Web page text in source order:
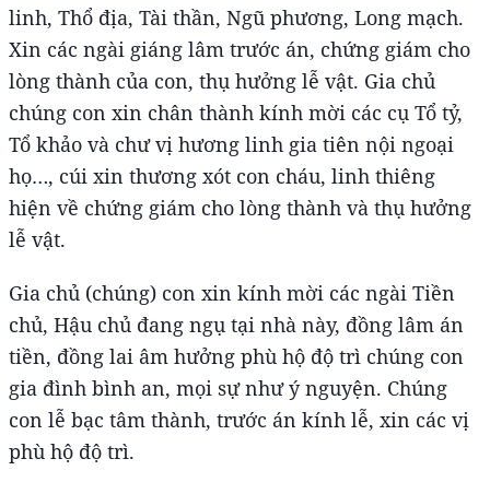
linh, Thổ địa, Tài thần, Ngũ phương, Long mạch.
Xin các ngài giáng lâm trước án, chứng giám cho
lòng thành của con, thụ hưởng lễ vật. Gia chủ
chúng con xin chân thành kính mời các cụ Tổ tỷ,
Tổ khảo và chư vị hương linh gia tiên nội ngoại
họ…, cúi xin thương xót con cháu, linh thiêng
hiện về chứng giám cho lòng thành và thụ hưởng
lễ vật.
Gia chủ (chúng) con xin kính mời các ngài Tiền
chủ, Hậu chủ đang ngụ tại nhà này, đồng lâm án
tiền, đồng lai âm hưởng phù hộ độ trì chúng con
gia đình bình an, mọi sự như ý nguyện. Chúng
con lễ bạc tâm thành, trước án kính lễ, xin các vị
phù hộ độ trì.